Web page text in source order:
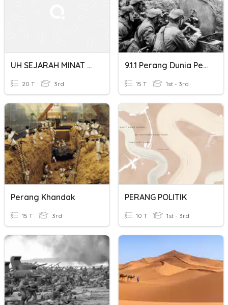
UH SEJARAH MINAT BAB PERANG DINGIN
20 T 3rd
9.1.1 Perang Dunia Pertama Dan Perang Dunia Kedua
15 T 1st - 3rd
Perang Khandak
15 T 3rd
PERANG POLITIK
10 T 1st - 3rd